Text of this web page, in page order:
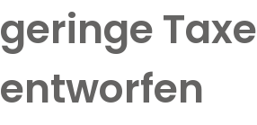
geringe Taxe
entworfen